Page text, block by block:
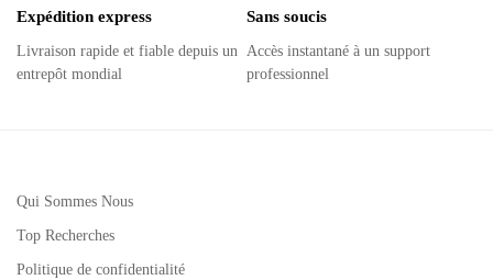
Expédition express
Livraison rapide et fiable depuis un
entrepôt mondial
Sans soucis
Accès instantané à un support
professionnel
Qui Sommes Nous
Top Recherches
Politique de confidentialité